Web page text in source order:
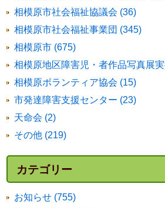
相模原市社会福祉協議会 (36)
相模原市社会福祉事業団 (345)
相模原市 (675)
相模原地区障害児・者作品写真展
相模原ボランティア協会 (15)
市発達障害支援センター (23)
天命会 (2)
その他 (219)
カテゴリー
お知らせ (755)